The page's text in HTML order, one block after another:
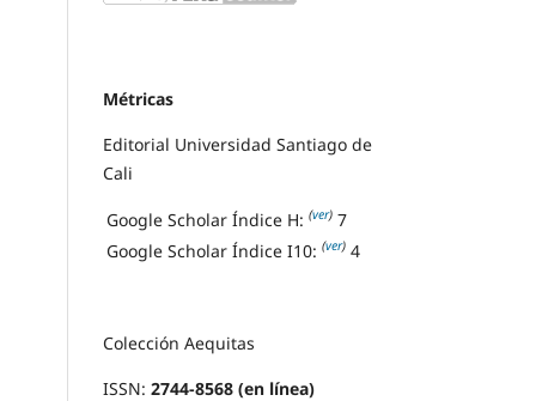
Métricas
Editorial Universidad Santiago de
Cali
Google Scholar Índice H: (ver) 7
Google Scholar Índice I10: (ver) 4
Colección Aequitas
ISSN: 2744-8568 (en línea)